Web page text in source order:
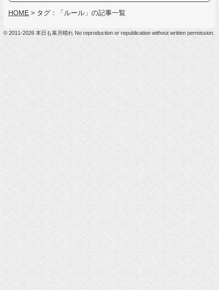
HOME > タグ：「ルール」の記事一覧
© 2011-2026 本日も皐月晴れ No reproduction or republication without written permission.